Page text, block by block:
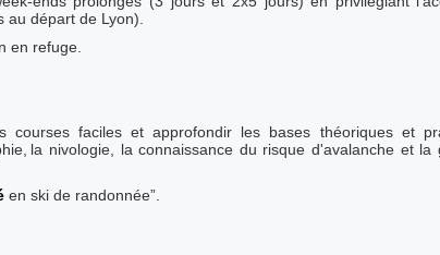
au départ de Lyon).
en refuge.
courses faciles et approfondir les bases théoriques et
la nivologie, la connaissance du risque d'avalanche et la
en ski de randonnée”.